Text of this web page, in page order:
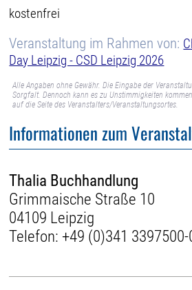
kostenfrei
Veranstaltung im Rahmen von:
Day Leipzig - CSD Leipzig 2026
Alle Angaben ohne Gewähr. Die Eingabe der
Sorgfalt. Dennoch kann es zu Unstimmigkeiten
auf die Seite des Veranstalters/Veranstaltungsortes.
Informationen zum
Thalia Buchhandlung
Grimmaische Straße 10
04109 Leipzig
Telefon: +49 (0)341 3397500-